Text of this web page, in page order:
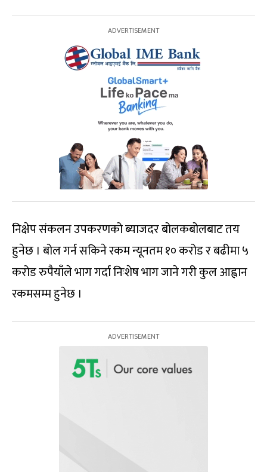
निक्षेप संकलन उपकरणको ब्याजदर बोलकबोलबाट तय
हुनेछ । बोल गर्न सकिने रकम न्यूनतम १० करोड र बढीमा ५
करोड रुपैयाँले भाग गर्दा निःशेष भाग जाने गरी कुल आह्वान
रकमसम्म हुनेछ ।